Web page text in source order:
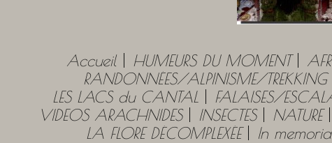
Accueil HUMEURS DU MOMENT
RANDONNÉES/ALPINISME/TREKKING
LES LACS du CANTAL
FALAISES/
VIDEOS ARACHNIDES
INSECTES NATURE
LA FLORE DÉCOMPLEXÉE
In